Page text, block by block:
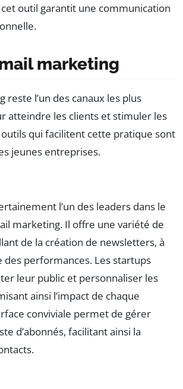
outil garantit une communication
marketing
reste l’un des canaux les plus
atteindre les clients et stimuler les
outils qui facilitent cette pratique sont
jeunes entreprises.
l’un des leaders dans le
marketing. Il offre une variété de
de la création de newsletters, à
des performances. Les startups
leur public et personnaliser les
ainsi l’impact de chaque
conviviale permet de gérer
d’abonnés, facilitant ainsi la